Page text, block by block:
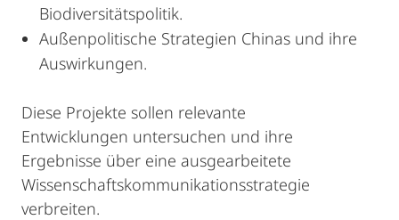
Biodiversitätspolitik.
Außenpolitische Strategien Chinas und ihre
Auswirkungen.
Diese Projekte sollen relevante
Entwicklungen untersuchen und ihre
Ergebnisse über eine ausgearbeitete
Wissenschaftskommunikationsstrategie
verbreiten.